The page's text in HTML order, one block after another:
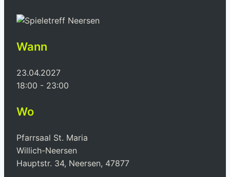
Wann
23.04.2027
18:00 - 23:00
Wo
Pfarrsaal St. Maria
Willich-Neersen
Hauptstr. 34, Neersen, 47877